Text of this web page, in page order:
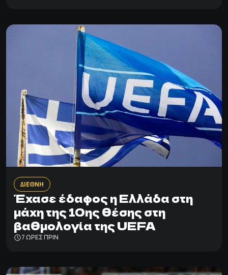
ΔΙΕΘΝΗ
Έχασε έδαφος η Ελλάδα στη
μάχη της 10ης θέσης στη
βαθμολογία της UEFA
7 ΩΡΕΣ ΠΡΙΝ